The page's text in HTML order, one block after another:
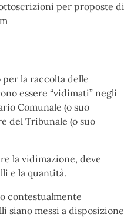
per proposte di
la raccolta delle
essere “vidimati” negli
Comunale (o suo
del Tribunale (o suo
la vidimazione, deve
e la quantità.
contestualmente
siano messi a disposizione